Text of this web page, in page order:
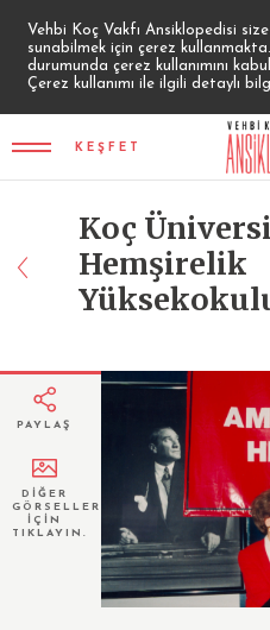
Vehbi Koç Vakfı Ansiklopedisi
sunabilmek için çerez
durumunda çerez kullanımını
Çerez kullanımı ile ilgili detaylı
KEŞFET
Koç
Hemşirelik
PAYLAŞ
DİĞER
GÖRSELLER
İÇİN
TIKLAYIN.